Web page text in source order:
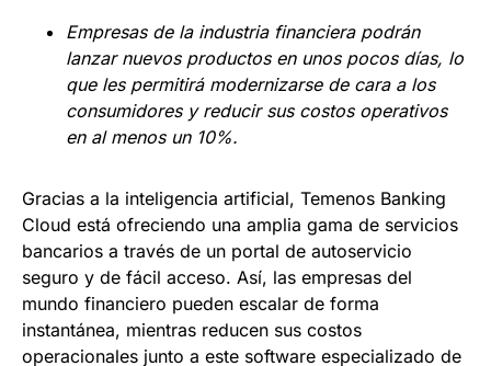
Empresas de la industria financiera podrán
lanzar nuevos productos en unos pocos días, lo
que les permitirá modernizarse de cara a los
consumidores y reducir sus costos operativos
en al menos un 10%.
Gracias a la inteligencia artificial, Temenos Banking
Cloud está ofreciendo una amplia gama de servicios
bancarios a través de un portal de autoservicio
seguro y de fácil acceso. Así, las empresas del
mundo financiero pueden escalar de forma
instantánea, mientras reducen sus costos
operacionales junto a este software especializado de